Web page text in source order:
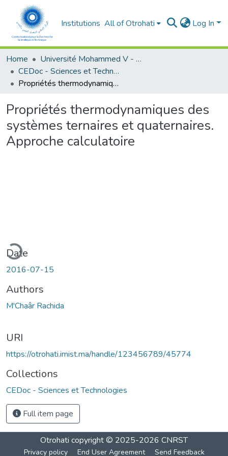
Institutions All of Otrohati Log In
Home
Université Mohammed V - Rabat
CEDoc - Sciences et Technologies
Propriétés thermodynamiques des systèmes ternaires et quaternaires. Approche calculatoire
Propriétés thermodynamiques des
systèmes ternaires et quaternaires.
Approche calculatoire
Date
2016-07-15
Authors
M'Chaâr Rachida
URI
https://otrohati.imist.ma/handle/123456789/45774
Collections
CEDoc - Sciences et Technologies
Full item page
Otrohati copyright © 2025-2026 CNRST
Privacy policy End User Agreement Send Feedback